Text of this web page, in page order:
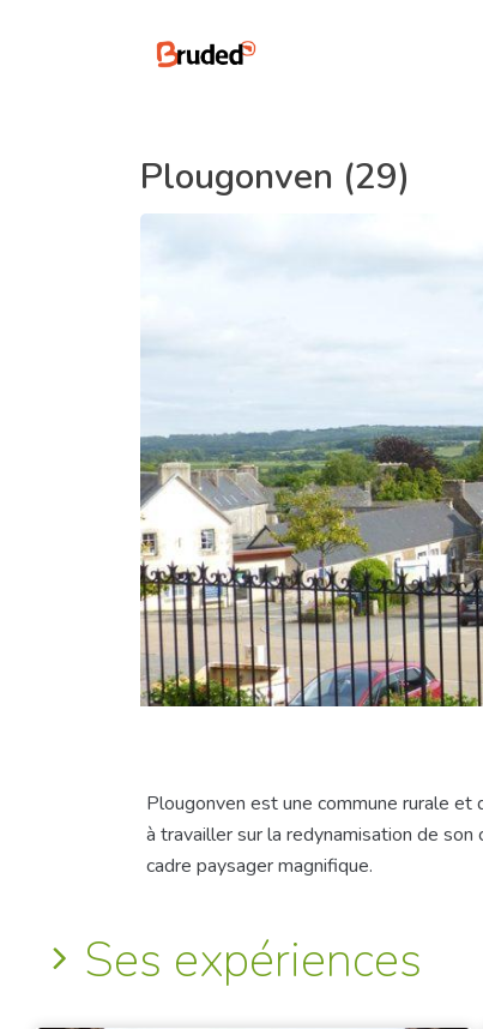
Plougonven (29)
Plougonven est une commune rurale et
à travailler sur la redynamisation de
cadre paysager magnifique.
Ses expériences